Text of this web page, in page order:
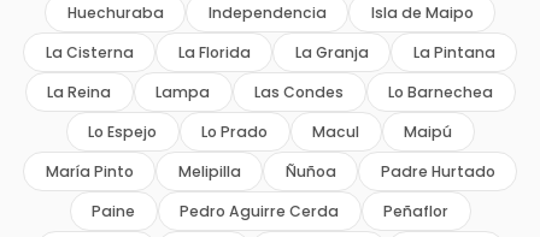
Huechuraba
Independencia
Isla de Maipo
La Cisterna
La Florida La Granja
La Pintana
La Reina
Lampa Las Condes
Lo Barnechea
Lo Espejo
Lo Prado Macul
Maipú
María Pinto
Melipilla Ñuñoa
Padre Hurtado
Paine
Pedro Aguirre Cerda Peñaflor